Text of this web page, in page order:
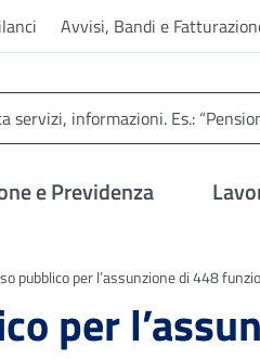
Avvisi, Bandi e
e Previdenza
pubblico per l’assunzione di 448
per